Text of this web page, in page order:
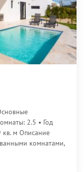
2.5 • Год
кв. м Описание
комнатами,